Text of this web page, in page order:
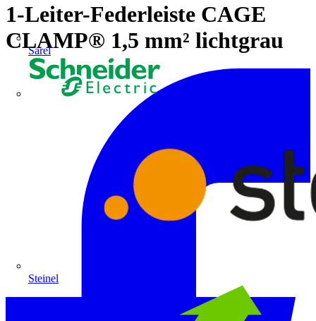
Sarel
Steinel
1-Leiter-Federleiste CAGE
CLAMP® 1,5 mm² lichtgrau